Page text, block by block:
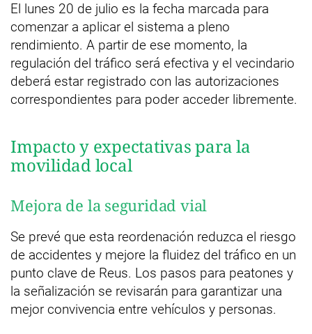
El lunes 20 de julio es la fecha marcada para
comenzar a aplicar el sistema a pleno
rendimiento. A partir de ese momento, la
regulación del tráfico será efectiva y el vecindario
deberá estar registrado con las autorizaciones
correspondientes para poder acceder libremente.
Impacto y expectativas para la
movilidad local
Mejora de la seguridad vial
Se prevé que esta reordenación reduzca el riesgo
de accidentes y mejore la fluidez del tráfico en un
punto clave de Reus. Los pasos para peatones y
la señalización se revisarán para garantizar una
mejor convivencia entre vehículos y personas.